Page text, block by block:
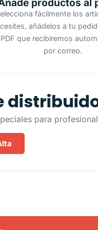
productos al
fácilmente los
añádelos a tu
que recibiremos
por correo.
para